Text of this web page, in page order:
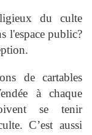
du culte
l'espace public?
de cartables
à chaque
se tenir
C’est aussi